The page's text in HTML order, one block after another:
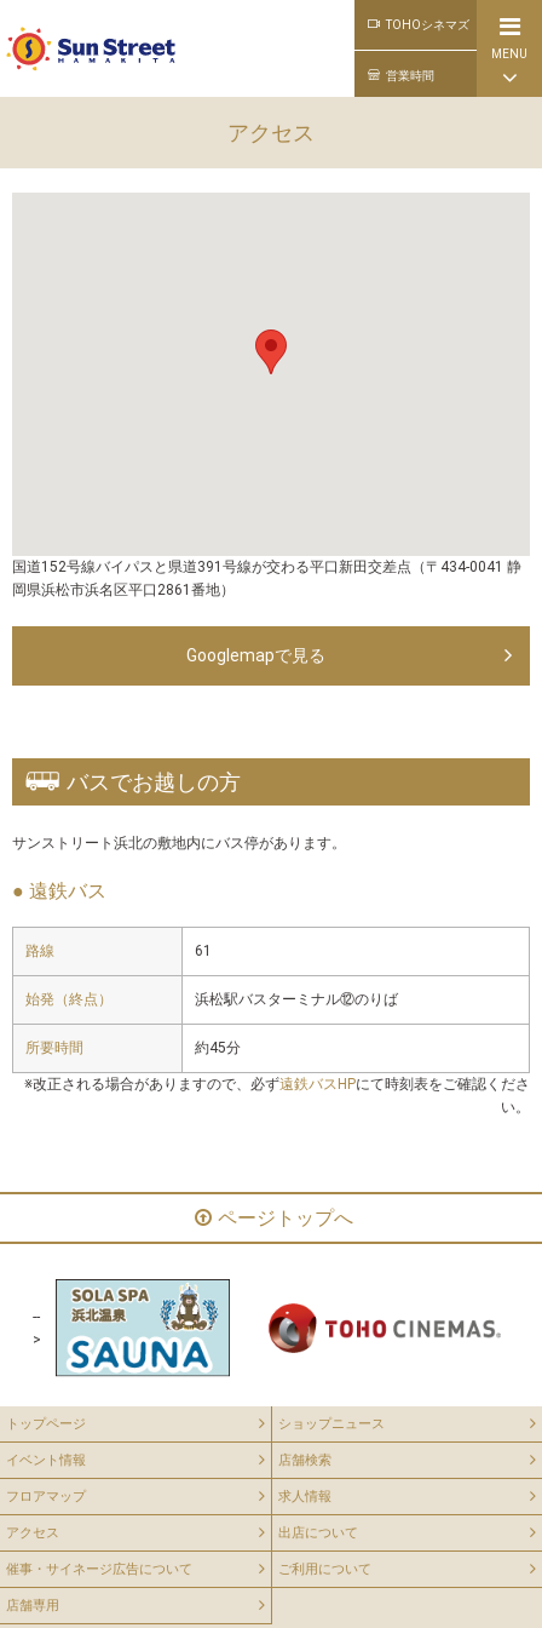
TOHOシネマズ
営業時間
MENU
公式ライン
アクセス
国道152号線バイパスと県道391号線が交わる平口新田交差点（〒434-0041 静
岡県浜松市浜名区平口2861番地）
Googlemapで見る
バスでお越しの方
サンストリート浜北の敷地内にバス停があります。
● 遠鉄バス
路線 61
始発（終点） 浜松駅バスターミナル⑫のりば
所要時間 約45分
※改正される場合がありますので、必ず遠鉄バスHPにて時刻表をご確認くださ
い。
ページトップへ
--
>
トップページ ショップニュース
イベント情報 店舗検索
フロアマップ 求人情報
アクセス 出店について
催事・サイネージ広告について ご利用について
店舗専用